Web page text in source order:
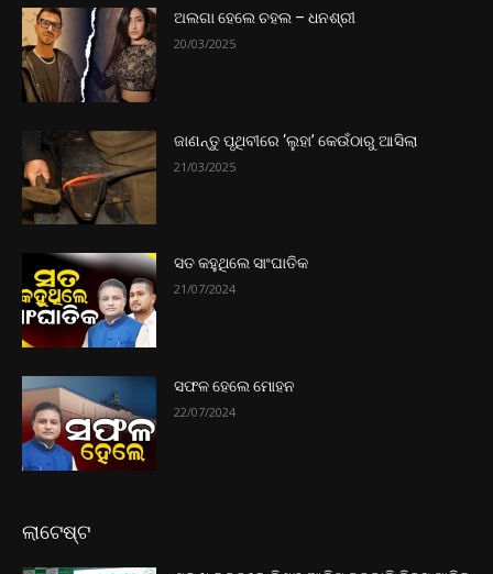
ଅଲଗା ହେଲେ ଚହଲ – ଧନଶ୍ରୀ
20/03/2025
ଜାଣନ୍ତୁ ପୃଥିବୀରେ ‘ଲୁହା’ କେଉଁଠାରୁ ଆସିଲା
21/03/2025
ସତ କହୁଥିଲେ ସାଂଘାତିକ
21/07/2024
ସଫଳ ହେଲେ ମୋହନ
22/07/2024
ଲାଟେଷ୍ଟ